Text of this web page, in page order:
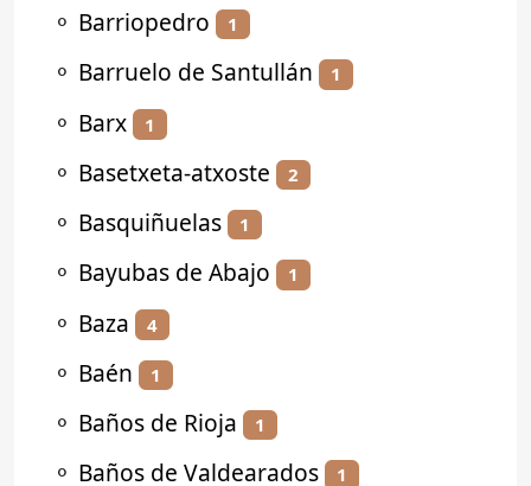
⚬ Barriopedro 1
⚬ Barruelo de Santullán 1
⚬ Barx 1
⚬ Basetxeta-atxoste 2
⚬ Basquiñuelas 1
⚬ Bayubas de Abajo 1
⚬ Baza 4
⚬ Baén 1
⚬ Baños de Rioja 1
⚬ Baños de Valdearados 1